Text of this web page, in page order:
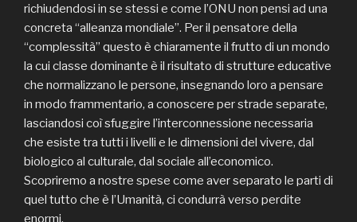
richiudendosi in se stessi e come l’ONU non pensi ad una
concreta “alleanza mondiale”. Per il pensatore della
“complessità” questo è chiaramente il frutto di un mondo
la cui classe dominante è il risultato di strutture educative
che normalizzano le persone, insegnando loro a pensare
in modo frammentario, a conoscere per strade separate,
lasciandosi coì sfuggire l’interconnessione necessaria
che esiste tra tutti i livelli e le dimensioni del vivere, dal
biologico al culturale, dal sociale all’economico.
Scopriremo a nostre spese come aver separato le parti di
quel tutto che è l’Umanità, ci condurrà verso perdite
enormi.